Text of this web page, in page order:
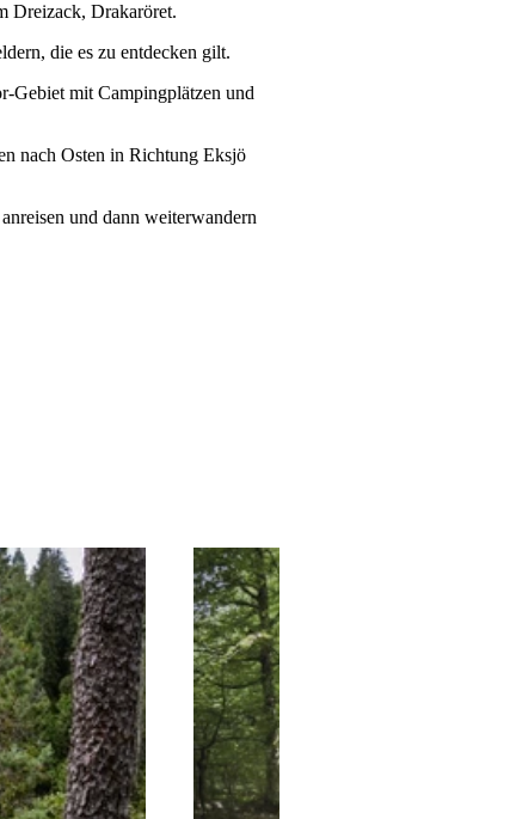
Dreizack, Drakaröret.
die es zu entdecken gilt.
Gebiet mit Campingplätzen und
nach Osten in Richtung Eksjö
und dann weiterwandern